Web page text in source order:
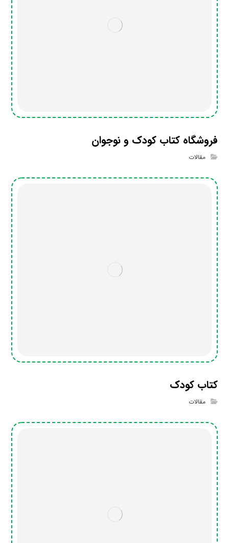
فروشگاه کتاب کودک و نوجوان
مقالات
کتاب کودک
مقالات